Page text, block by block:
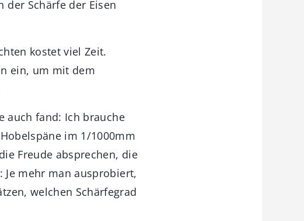
der Schärfe der Eisen
kostet viel Zeit.
ein, um mit dem
auch fand: Ich brauche
im 1/1000mm
Freude absprechen, die
mehr man ausprobiert,
welchen Schärfegrad